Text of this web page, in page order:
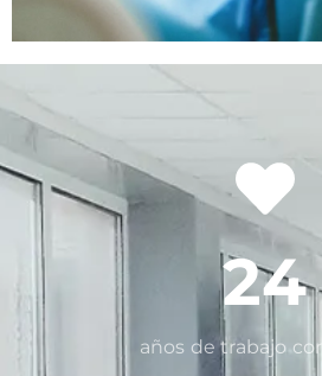
24
años de trabajo